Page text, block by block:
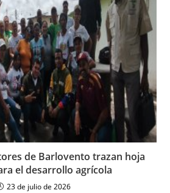
de Barlovento trazan hoja
el desarrollo agrícola
23 de julio de 2026